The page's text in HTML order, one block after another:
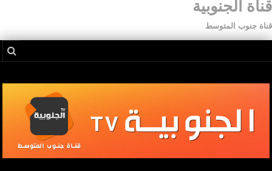
قناة الجنوبية
قناة جنوب المتوسط